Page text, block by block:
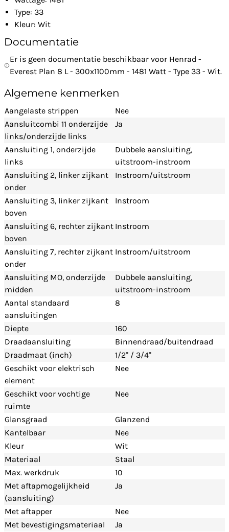
Type: 33
Kleur: Wit
Documentatie
Er is geen documentatie beschikbaar voor Henrad -
Everest Plan 8 L - 300x1100mm - 1481 Watt - Type 33 - Wit.
Algemene kenmerken
Aangelaste strippen
Nee
Aansluitcombi 11 onderzijde
links/onderzijde links
Ja
Aansluiting 1, onderzijde
links
Dubbele aansluiting,
uitstroom-instroom
Aansluiting 2, linker zijkant
onder
Instroom/uitstroom
Aansluiting 3, linker zijkant
boven
Instroom
Aansluiting 6, rechter zijkant
boven
Instroom
Aansluiting 7, rechter zijkant
onder
Instroom/uitstroom
Aansluiting MO, onderzijde
midden
Dubbele aansluiting,
uitstroom-instroom
Aantal standaard
aansluitingen
8
Diepte
160
Draadaansluiting
Binnendraad/buitendraad
Draadmaat (inch)
1/2" / 3/4"
Geschikt voor elektrisch
element
Nee
Geschikt voor vochtige
ruimte
Nee
Glansgraad
Glanzend
Kantelbaar
Nee
Kleur
Wit
Materiaal
Staal
Max. werkdruk
10
Met aftapmogelijkheid
(aansluiting)
Ja
Met aftapper
Nee
Met bevestigingsmateriaal
Ja